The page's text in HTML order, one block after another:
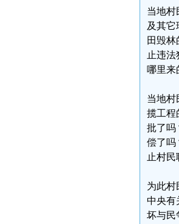
当地村
及其
田毁
止违
哪里来
当地村
揽工程
批了吗
偿了吗
止村
为此村
中央有
坏与民